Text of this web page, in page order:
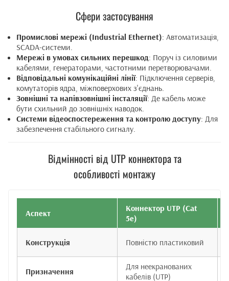
Сфери застосування
Промислові мережі (Industrial Ethernet): Автоматизація,
SCADA-системи.
Мережі в умовах сильних перешкод: Поруч із силовими
кабелями, генераторами, частотними перетворювачами.
Відповідальні комунікаційні лінії: Підключення серверів,
комутаторів ядра, міжповерхових з'єднань.
Зовнішні та напівзовнішні інсталяції: Де кабель може
бути схильний до зовнішніх наводок.
Системи відеоспостереження та контролю доступу: Для
забезпечення стабільного сигналу.
Відмінності від UTP коннектора та
особливості монтажу
Аспект
Коннектор UTP (Cat
5e)
Конструкція Повністю пластиковий
Призначення
Для неекранованих
кабелів (UTP)